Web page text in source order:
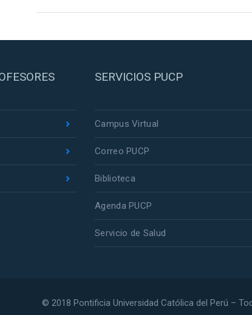
SERVICIOS PUCP
Campus Virtual
Correo PUCP
Biblioteca
Agenda PUCP
Servicio de Salud
© 2018 Pontificia Universidad Católica del Perú –